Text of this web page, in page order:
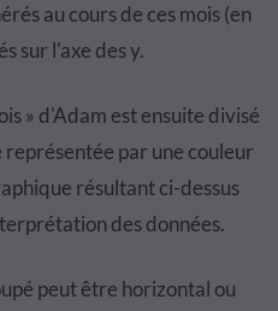
au cours de ces mois (en
sur l'axe des y.
» d'Adam est ensuite divisé
représentée par une couleur
résultant ci-dessus
des données.
peut être horizontal ou